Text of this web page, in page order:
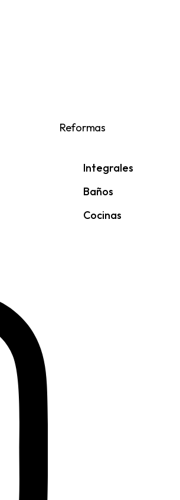
Reformas
Integrales
Baños
Cocinas